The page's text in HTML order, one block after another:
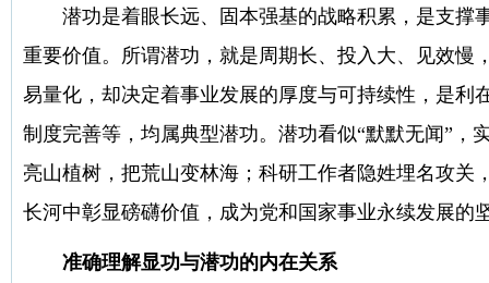
潜功是着眼长远、固本强基的战略积累，是支撑
重要价值。所谓潜功，就是周期长、投入大、见效
易量化，却决定着事业发展的厚度与可持续性，是利
制度完善等，均属典型潜功。潜功看似“默默无闻”
亮山植树，把荒山变林海；科研工作者隐姓埋名攻
长河中彰显磅礴价值，成为党和国家事业永续发展的
准确理解显功与潜功的内在关系